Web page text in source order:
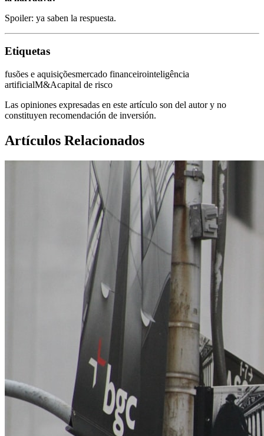
Spoiler: ya saben la respuesta.
Etiquetas
fusões e aquisiçõesmercado financeirointeligência
artificialM&Acapital de risco
Las opiniones expresadas en este artículo son del autor y no
constituyen recomendación de inversión.
Artículos Relacionados